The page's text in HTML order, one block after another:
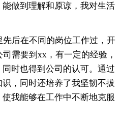
做到理解和原谅，我对生活
后在不同的岗位工作过，开
需要到xx，有一定的经验，
时也得到公司的认可。通过
，同时还培养了我坚韧不拔
我能够在工作中不断地克服